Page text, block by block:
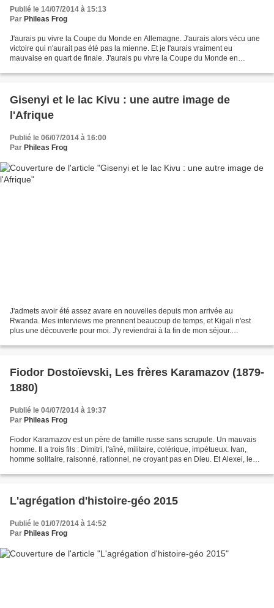
Publié le 14/07/2014 à 15:13
Par Phileas Frog
J'aurais pu vivre la Coupe du Monde en Allemagne. J'aurais alors vécu une
victoire qui n'aurait pas été pas la mienne. Et je l'aurais vraiment eu
mauvaise en quart de finale. J'aurais pu vivre la Coupe du Monde en
Gisenyi et le lac Kivu : une autre image de
l'Afrique
Publié le 06/07/2014 à 16:00
Par Phileas Frog
J'admets avoir été assez avare en nouvelles depuis mon arrivée au
Rwanda. Mes interviews me prennent beaucoup de temps, et Kigali n'est
plus une découverte pour moi. J'y reviendrai à la fin de mon séjour.
Fiodor Dostoïevski, Les frères Karamazov (1879-
1880)
Publié le 04/07/2014 à 19:37
Par Phileas Frog
Fiodor Karamazov est un père de famille russe sans scrupule. Un mauvais
homme. Il a trois fils : Dimitri, l'aîné, militaire, colérique, impétueux. Ivan,
homme solitaire, raisonné, rationnel, ne croyant pas en Dieu. Et Alexei, le
L'agrégation d'histoire-géo 2015
Publié le 01/07/2014 à 14:52
Par Phileas Frog